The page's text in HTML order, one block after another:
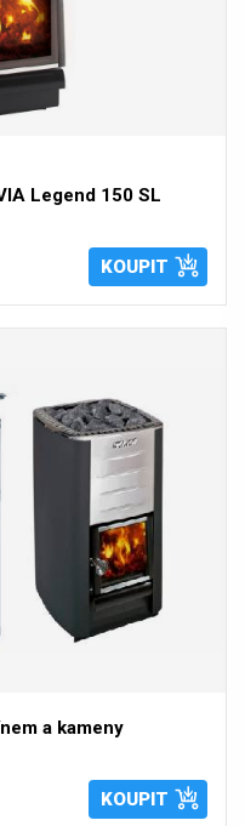
Legend 150 SL
KOUPIT
a kameny
KOUPIT